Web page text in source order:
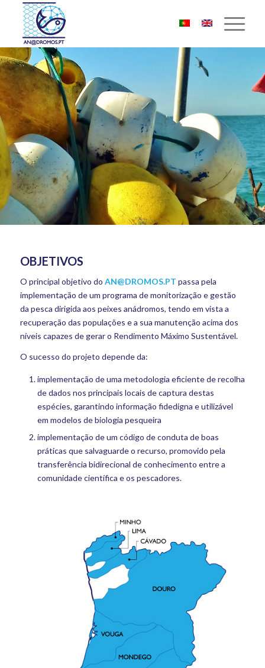
OBJETIVOS
O principal objetivo do AN@DROMOS.PT passa pela
implementação de um programa de monitorização e gestão
da pesca dirigida aos peixes anádromos, tendo em vista a
recuperação das populações e a sua manutenção acima dos
níveis capazes de gerar o Rendimento Máximo Sustentável.
O sucesso do projeto depende da:
implementação de uma metodologia eficiente de recolha
de dados nos principais locais de captura destas
espécies, garantindo informação fidedigna e utilizável
em modelos de biologia pesqueira
implementação de um código de conduta de boas
práticas que salvaguarde o recurso, promovido pela
transferência bidirecional de conhecimento entre a
comunidade científica e os pescadores.